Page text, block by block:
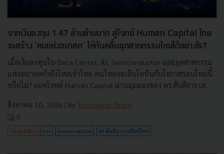
จากเงินลงทุน 1.47 ล้านล้านบาท สู่โจทย์ Human Capital ไทย
จะสร้าง 'คนแห่งอนาคต' ให้ทันคลื่นอุตสาหกรรมใหม่ได้อย่างไร?
เมื่อเงินลงทุนใน Data Center, AI, Semiconductor และอุตสาหกรรม
แห่งอนาคตกำลังไหลเข้าไทย คนไทยจะเติบโตทันกับโอกาสรอบใหม่นี้
หรือไม่? ถอดโจทย์ Human Capital ผ่านมุมมองของ ดร.สันติธาร เส...
สิงหาคม 10, 2026 | By Techsauce Team
0
Tech & Biz boi human-capital ดร.สันติธาร-เสถียรไทย